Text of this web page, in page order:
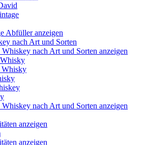
Abfüller anzeigen
nach Art und Sorten
nach Art und Sorten anzeigen
Whisky
nach Art und Sorten anzeigen
anzeigen
anzeigen